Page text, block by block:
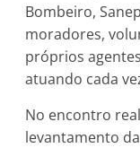
Bombeiro,
moradores,
próprios
atuando cada
No encontro
levantamento